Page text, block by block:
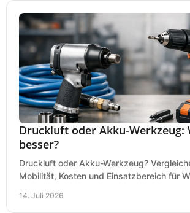
Druckluft oder Akku-Werkzeug:
besser?
Druckluft oder Akku-Werkzeug?
Mobilität, Kosten und Einsatzbereich für
14. Juli 2026